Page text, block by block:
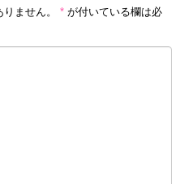
ません。 * が付いている欄は必